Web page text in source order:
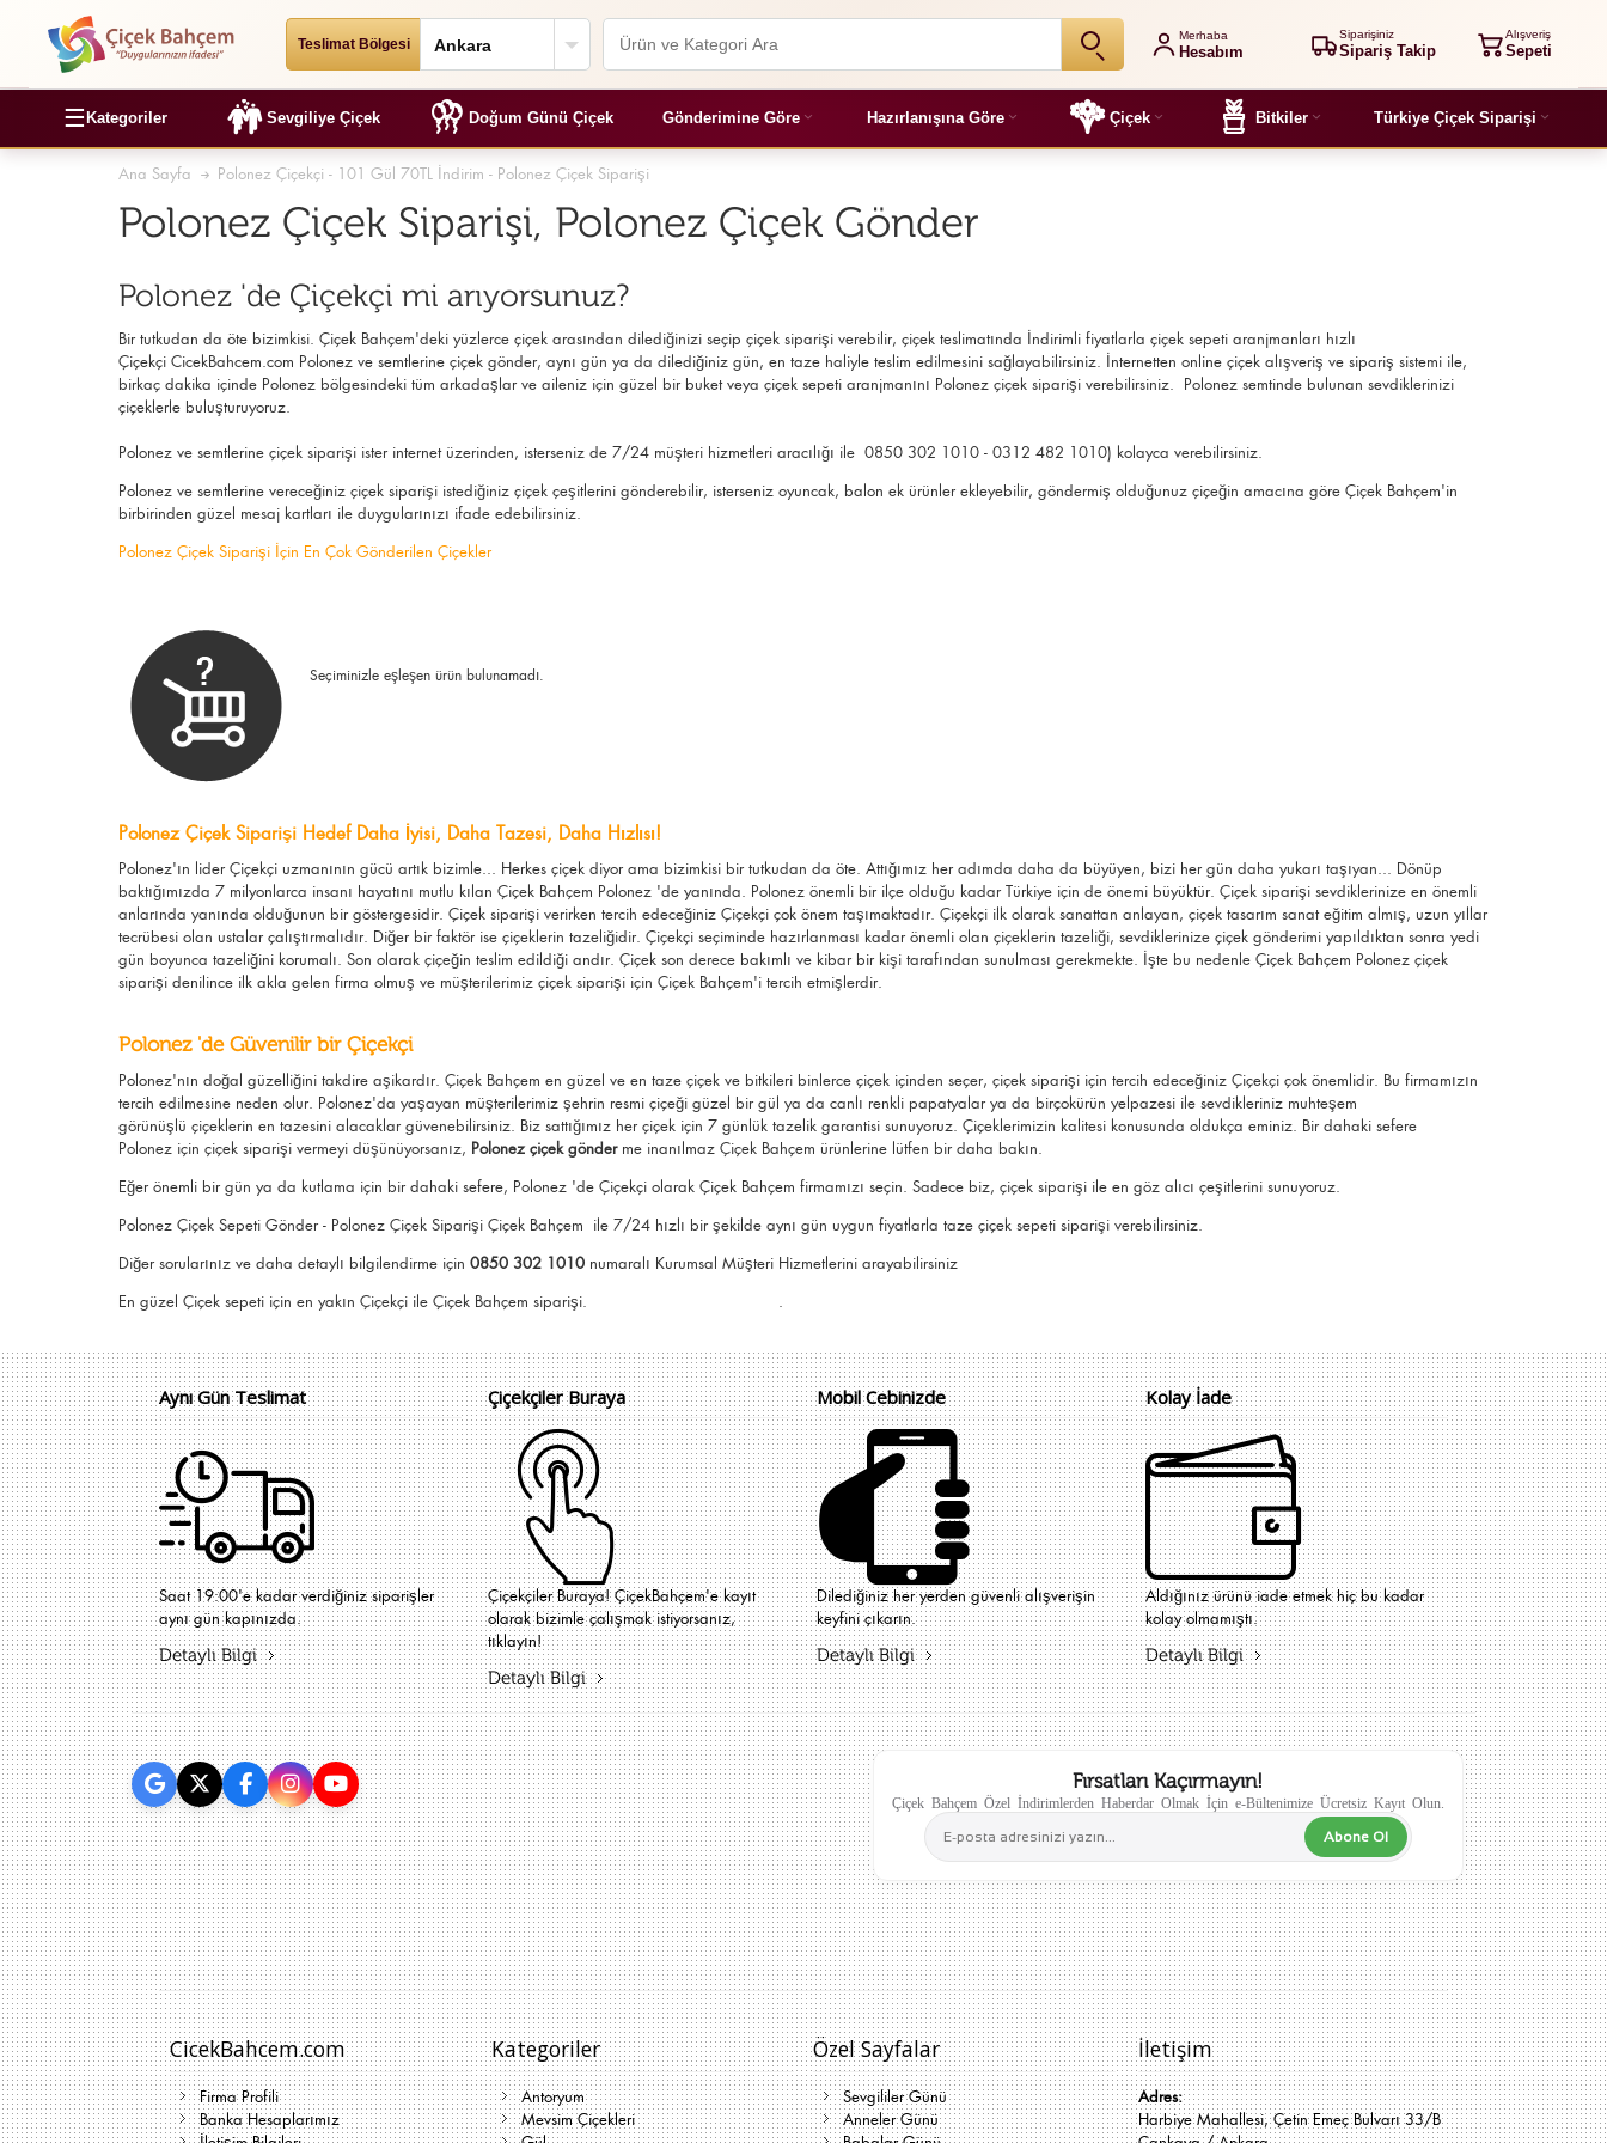
Teslimat Bölgesi
Merhaba
Hesabım
Siparişiniz
Sipariş Takip
Alışveriş
Sepeti
☰ Kategoriler Sevgiliye Çiçek Doğum Günü Çiçek Gönderimine Göre Hazırlanışına Göre Çiçek Bitkiler Türkiye Çiçek Siparişi
Ana Sayfa Polonez Çiçekçi - 101 Gül 70TL İndirim - Polonez Çiçek Siparişi
Polonez Çiçek Siparişi, Polonez Çiçek Gönder
Polonez 'de Çiçekçi mi arıyorsunuz?
Bir tutkudan da öte bizimkisi. Çiçek Bahçem'deki yüzlerce çiçek arasından dilediğinizi seçip çiçek siparişi verebilir, çiçek teslimatında İndirimli fiyatlarla çiçek sepeti aranjmanları hızlı
Çiçekçi CicekBahcem.com Polonez ve semtlerine çiçek gönder, aynı gün ya da dilediğiniz gün, en taze haliyle teslim edilmesini sağlayabilirsiniz. İnternetten online çiçek alışveriş ve sipariş sistemi ile,
birkaç dakika içinde Polonez bölgesindeki tüm arkadaşlar ve aileniz için güzel bir buket veya çiçek sepeti aranjmanını Polonez çiçek siparişi verebilirsiniz. Polonez semtinde bulunan sevdiklerinizi
çiçeklerle buluşturuyoruz.
Polonez ve semtlerine çiçek siparişi ister internet üzerinden, isterseniz de 7/24 müşteri hizmetleri aracılığı ile 0850 302 1010 - 0312 482 1010) kolayca verebilirsiniz.
Polonez ve semtlerine vereceğiniz çiçek siparişi istediğiniz çiçek çeşitlerini gönderebilir, isterseniz oyuncak, balon ek ürünler ekleyebilir, göndermiş olduğunuz çiçeğin amacına göre Çiçek Bahçem'in
birbirinden güzel mesaj kartları ile duygularınızı ifade edebilirsiniz.
Polonez Çiçek Siparişi İçin En Çok Gönderilen Çiçekler
Seçiminizle eşleşen ürün bulunamadı.
Polonez Çiçek Siparişi Hedef Daha İyisi, Daha Tazesi, Daha Hızlısı!
Polonez'ın lider Çiçekçi uzmanının gücü artık bizimle... Herkes çiçek diyor ama bizimkisi bir tutkudan da öte. Attığımız her adımda daha da büyüyen, bizi her gün daha yukarı taşıyan... Dönüp
baktığımızda 7 milyonlarca insanı hayatını mutlu kılan Çiçek Bahçem Polonez 'de yanında. Polonez önemli bir ilçe olduğu kadar Türkiye için de önemi büyüktür. Çiçek siparişi sevdiklerinize en önemli
anlarında yanında olduğunun bir göstergesidir. Çiçek siparişi verirken tercih edeceğiniz Çiçekçi çok önem taşımaktadır. Çiçekçi ilk olarak sanattan anlayan, çiçek tasarım sanat eğitim almış, uzun yıllar
tecrübesi olan ustalar çalıştırmalıdır. Diğer bir faktör ise çiçeklerin tazeliğidir. Çiçekçi seçiminde hazırlanması kadar önemli olan çiçeklerin tazeliği, sevdiklerinize çiçek gönderimi yapıldıktan sonra yedi
gün boyunca tazeliğini korumalı. Son olarak çiçeğin teslim edildiği andır. Çiçek son derece bakımlı ve kibar bir kişi tarafından sunulması gerekmekte. İşte bu nedenle Çiçek Bahçem Polonez çiçek
siparişi denilince ilk akla gelen firma olmuş ve müşterilerimiz çiçek siparişi için Çiçek Bahçem'i tercih etmişlerdir.
Polonez 'de Güvenilir bir Çiçekçi
Polonez'nın doğal güzelliğini takdire aşikardır. Çiçek Bahçem en güzel ve en taze çiçek ve bitkileri binlerce çiçek içinden seçer, çiçek siparişi için tercih edeceğiniz Çiçekçi çok önemlidir. Bu firmamızın
tercih edilmesine neden olur. Polonez'da yaşayan müşterilerimiz şehrin resmi çiçeği güzel bir gül ya da canlı renkli papatyalar ya da birçokürün yelpazesi ile sevdikleriniz muhteşem
görünüşlü çiçeklerin en tazesini alacaklar güvenebilirsiniz. Biz sattığımız her çiçek için 7 günlük tazelik garantisi sunuyoruz. Çiçeklerimizin kalitesi konusunda oldukça eminiz. Bir dahaki sefere
Polonez için çiçek siparişi vermeyi düşünüyorsanız, Polonez çiçek gönderme inanılmaz Çiçek Bahçem ürünlerine lütfen bir daha bakın.
Eğer önemli bir gün ya da kutlama için bir dahaki sefere, Polonez 'de Çiçekçi olarak Çiçek Bahçem firmamızı seçin. Sadece biz, çiçek siparişi ile en göz alıcı çeşitlerini sunuyoruz.
Polonez Çiçek Sepeti Gönder - Polonez Çiçek Siparişi Çiçek Bahçem ile 7/24 hızlı bir şekilde aynı gün uygun fiyatlarla taze çiçek sepeti siparişi verebilirsiniz.
Diğer sorularınız ve daha detaylı bilgilendirme için 0850 302 1010 numaralı Kurumsal Müşteri Hizmetlerini arayabilirsiniz
En güzel Çiçek sepeti için en yakın Çiçekçi ile Çiçek Bahçem siparişi. .
Aynı Gün Teslimat
Saat 19:00'e kadar verdiğiniz siparişler
aynı gün kapınızda.
Detaylı Bilgi
Çiçekçiler Buraya
Çiçekçiler Buraya! ÇiçekBahçem'e kayıt
olarak bizimle çalışmak istiyorsanız,
tıklayın!
Detaylı Bilgi
Mobil Cebinizde
Dilediğiniz her yerden güvenli alışverişin
keyfini çıkarın.
Detaylı Bilgi
Kolay İade
Aldığınız ürünü iade etmek hiç bu kadar
kolay olmamıştı.
Detaylı Bilgi
Fırsatları Kaçırmayın!
Çiçek Bahçem Özel İndirimlerden Haberdar Olmak İçin e-Bültenimize Ücretsiz Kayıt Olun.
Abone Ol
CicekBahcem.com
Firma Profili
Banka Hesaplarımız
Kategoriler
Antoryum
Mevsim Çiçekleri
Özel Sayfalar
Sevgililer Günü
Anneler Günü
İletişim
Adres:
Harbiye Mahallesi, Çetin Emeç Bulvarı 33/B